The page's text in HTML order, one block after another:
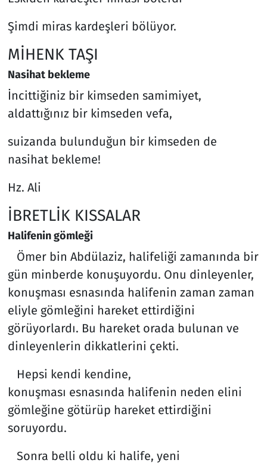
Şimdi miras kardeşleri bölüyor.
MİHENK TAŞI
Nasihat bekleme
İncittiğiniz bir kimseden samimiyet,
aldattığınız bir kimseden vefa,
suizanda bulunduğun bir kimseden de
nasihat bekleme!
Hz. Ali
İBRETLİK KISSALAR
Halifenin gömleği
Ömer bin Abdülaziz, halifeliği zamanında bir
gün minberde konuşuyordu. Onu dinleyenler,
konuşması esnasında halifenin zaman zaman
eliyle gömleğini hareket ettirdiğini
görüyorlardı. Bu hareket orada bulunan ve
dinleyenlerin dikkatlerini çekti.
Hepsi kendi kendine,
konuşması esnasında halifenin neden elini
gömleğine götürüp hareket ettirdiğini
soruyordu.
Sonra belli oldu ki halife, yeni